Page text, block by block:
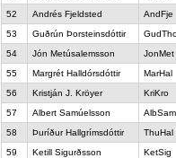
52
Andrés Fjeldsted AndFje
53
Guðrún Þorsteinsdóttir
54
Jón Metúsalemsson JonMet
55
Margrét Halldórsdóttir MarHal
56
Kristján J. Kröyer KriKro
57
Albert Samúelsson AlbSam
58
Þuríður Hallgrímsdóttir ThuHal
59
Ketill Sigurðsson KetSig